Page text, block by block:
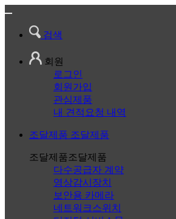
검색
회원
로그인
회원가입
관심제품
내 견적요청 내역
조달제품 조달제품
조달제품조달제품
다수공급자 계약
영상감시장치
보안용 카메라
네트워크스위치